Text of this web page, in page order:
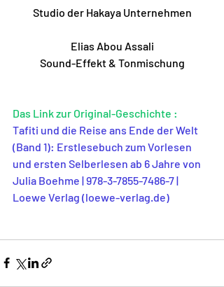
Studio der Hakaya Unternehmen
Elias Abou Assali
Sound-Effekt & Tonmischung
Das Link zur Original-Geschichte :
Tafiti und die Reise ans Ende der Welt
(Band 1): Erstlesebuch zum Vorlesen
und ersten Selberlesen ab 6 Jahre von
Julia Boehme | 978-3-7855-7486-7 |
Loewe Verlag (loewe-verlag.de)